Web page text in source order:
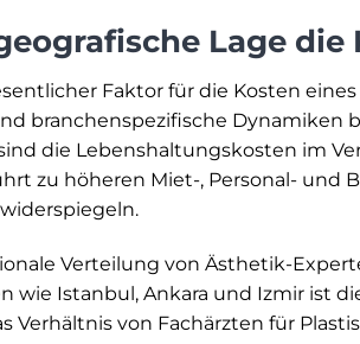
Lage die
Faktor für die Kosten
branchenspezifische Dynamiken
die Lebenshaltungskosten im
zu höheren Miet-, Personal- und
Verteilung von Ästhetik-
wie Istanbul, Ankara und Izmir ist
Verhältnis von Fachärzten für